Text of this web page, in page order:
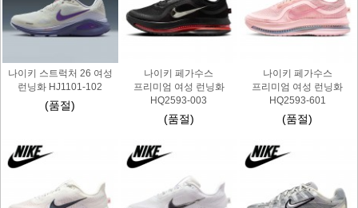
나이키 스트럭처 26 여성
런닝화 HJ1101-102
(품절)
나이키 페가수스
프리미엄 여성 런닝화
HQ2593-003
(품절)
나이키 페가수스
프리미엄 여성 런닝화
HQ2593-601
(품절)